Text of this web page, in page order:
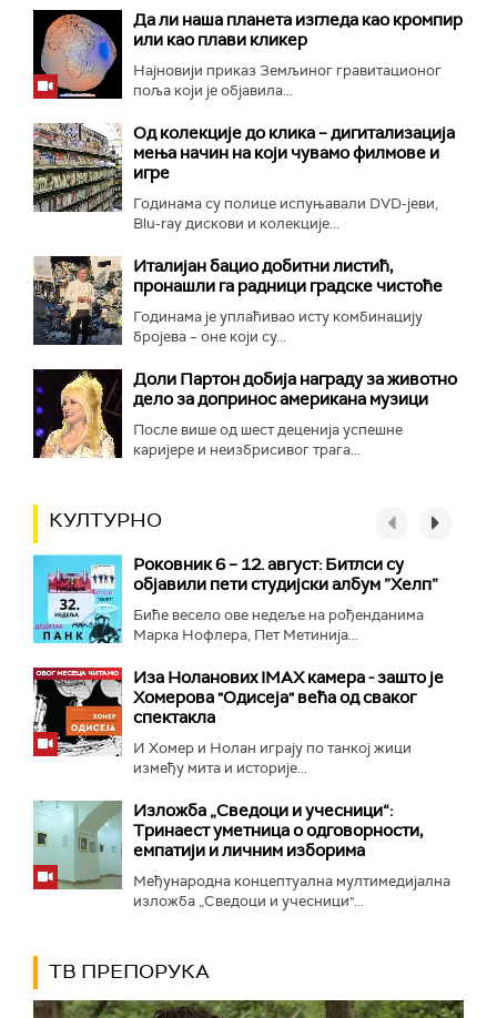
Да ли наша планета изгледа као кромпир
или као плави кликер
Најновији приказ Земљиног гравитационог
поља који је објавила...
Од колекције до клика – дигитализација
мења начин на који чувамо филмове и
игре
Годинама су полице испуњавали DVD-јеви,
Blu-ray дискови и колекције...
Италијан бацио добитни листић,
пронашли га радници градске чистоће
Годинама је уплаћивао исту комбинацију
бројева – оне који су...
Доли Партон добија награду за животно
дело за допринос американа музици
После више од шест деценија успешне
каријере и неизбрисивог трага...
КУЛТУРНО
Роковник 6 – 12. август: Битлси су
објавили пети студијски албум ”Хелп”
Биће весело ове недеље на рођенданима
Марка Нофлера, Пет Метинија...
Иза Ноланових IMAX камера - зашто је
Хомерова "Одисеја" већа од сваког
спектакла
И Хомер и Нолан играју по танкој жици
између мита и историје...
Изложба „Сведоци и учесници“:
Тринаест уметница о одговорности,
емпатији и личним изборима
Међународна концептуална мултимедијална
изложба „Сведоци и учесници"...
ТВ ПРЕПОРУКА